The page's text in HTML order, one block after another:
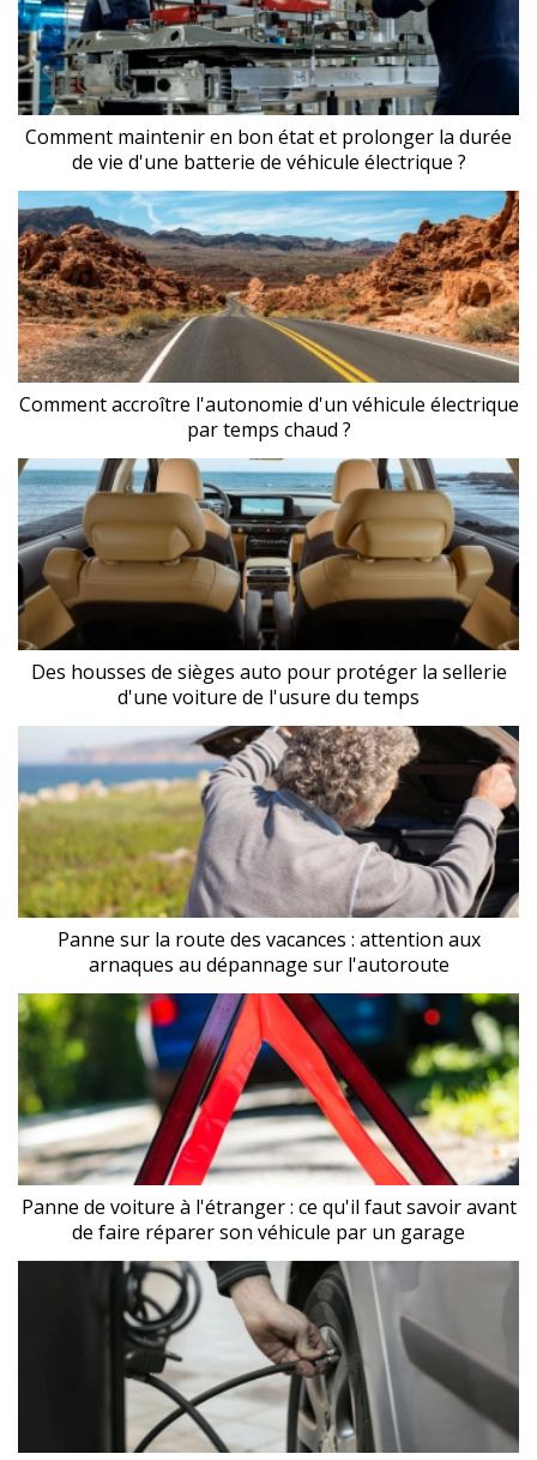
Comment maintenir en bon état et prolonger la durée
de vie d'une batterie de véhicule électrique ?
Comment accroître l'autonomie d'un véhicule électrique
par temps chaud ?
Des housses de sièges auto pour protéger la sellerie
d'une voiture de l'usure du temps
Panne sur la route des vacances : attention aux
arnaques au dépannage sur l'autoroute
Panne de voiture à l'étranger : ce qu'il faut savoir avant
de faire réparer son véhicule par un garage